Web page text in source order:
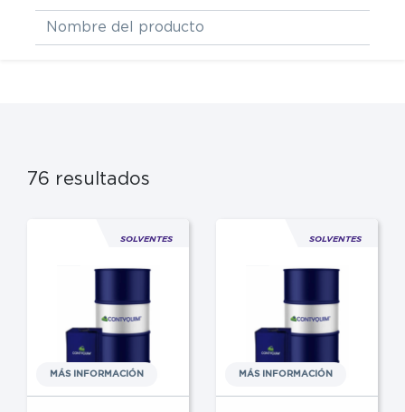
Ya soy
76 resultados
SOLVENTES
MÁS INFORMACIÓN
SOLVENTES
MÁS INFORMACIÓN